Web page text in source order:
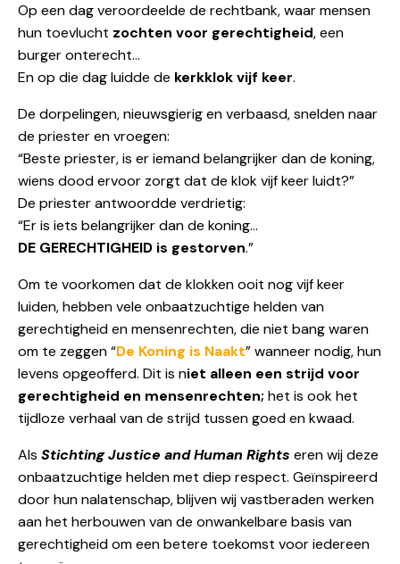
Op een dag veroordeelde de rechtbank, waar mensen
hun toevlucht zochten voor gerechtigheid, een
burger onterecht…
En op die dag luidde de kerkklok vijf keer.
De dorpelingen, nieuwsgierig en verbaasd, snelden naar
de priester en vroegen:
“Beste priester, is er iemand belangrijker dan de koning,
wiens dood ervoor zorgt dat de klok vijf keer luidt?”
De priester antwoordde verdrietig:
“Er is iets belangrijker dan de koning…
DE GERECHTIGHEID is gestorven.”
Om te voorkomen dat de klokken ooit nog vijf keer
luiden, hebben vele onbaatzuchtige helden van
gerechtigheid en mensenrechten, die niet bang waren
om te zeggen “De Koning is Naakt” wanneer nodig, hun
levens opgeofferd. Dit is niet alleen een strijd voor
gerechtigheid en mensenrechten; het is ook het
tijdloze verhaal van de strijd tussen goed en kwaad.
Als Stichting Justice and Human Rights eren wij deze
onbaatzuchtige helden met diep respect. Geïnspireerd
door hun nalatenschap, blijven wij vastberaden werken
aan het herbouwen van de onwankelbare basis van
gerechtigheid om een betere toekomst voor iedereen